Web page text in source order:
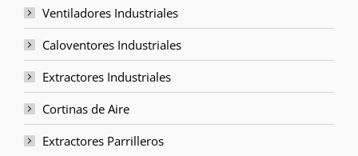
Ventiladores Industriales
Caloventores Industriales
Extractores Industriales
Cortinas de Aire
Extractores Parrilleros